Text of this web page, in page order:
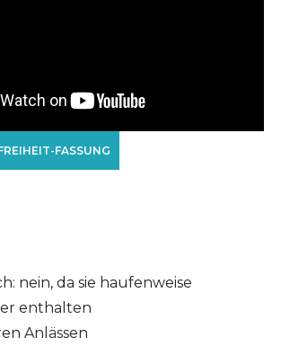
FASSUNG
nein, da sie haufenweise
enthalten
Anlässen